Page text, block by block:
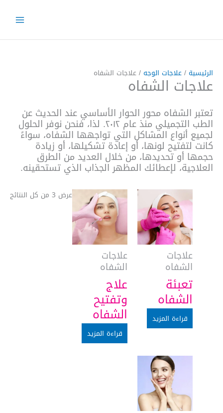
الرئيسية /علاجات الوجه / علاجات الشفاه
علاجات الشفاه
تعتبر الشفاه محور الحوار الأساسي عند الحديث عن
الطب التجميلي منذ عام ٢٠١٢. لذا، فنحن نوفر الحلول
لجميع أنواع المشاكل التي تواجهها الشفاه، سواءً
كانت لتفتيح لونها، أو إعادة تشكيلها، أو زيادة
حجمها أو تحديدها، من خلال العديد من الطرق
العلاجية، لإعطائك المظهر الجذاب الذي تستحقينه.
عرض ⁦3⁩ من كل النتائج
علاجات
الشفاه
تعبئة
الشفاه
قراءة المزيد
علاجات
الشفاه
علاج
وتفتيح
الشفاه
قراءة المزيد